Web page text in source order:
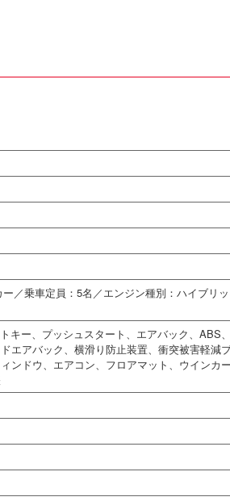
／乗車定員：5名／エンジン種別：ハイブリ
キー、プッシュスタート、エアバック、ABS
エアバック、横滑り防止装置、衝突被害軽減ブ
ンドウ、エアコン、フロアマット、ウインカー